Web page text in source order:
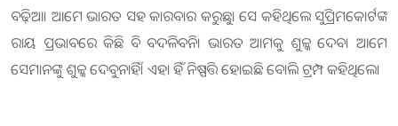
ବଢ଼ିଆ। ଆମେ ଭାରତ ସହ କାରବାର କରୁଛୁ। ସେ କହିଥି‌ଲେ ସୁପ୍ରିମକୋର୍ଟଙ୍କ
ରାୟ ପ୍ରଭାବରେ କିଛି ବି ବଦଳିବନି। ଭାରତ ଆମକୁ ଶୁଳ୍କ ଦେବ। ଆମେ
ସେମାନଙ୍କୁ ଶୁଳ୍କ ଦେବୁନାହିଁ। ଏହା ହିଁ ନିଷ୍ପତ୍ତି ହୋଇଛି ବୋଲି ଟ୍ରମ୍ପ କହିଥିଲେ।